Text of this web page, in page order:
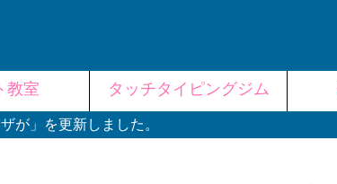
教室 タッチタイピングジム
が」を更新しました。